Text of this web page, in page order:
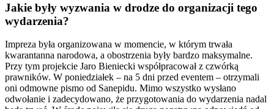
Jakie były wyzwania w drodze do organizacji tego
wydarzenia?
Impreza była organizowana w momencie, w którym trwała
kwarantanna narodowa, a obostrzenia były bardzo maksymalne.
Przy tym projekcie Jaro Bieniecki współpracował z czwórką
prawników. W poniedziałek – na 5 dni przed eventem – otrzymali
oni odmowne pismo od Sanepidu. Mimo wszystko wysłano
odwołanie i zadecydowano, że przygotowania do wydarzenia nadal